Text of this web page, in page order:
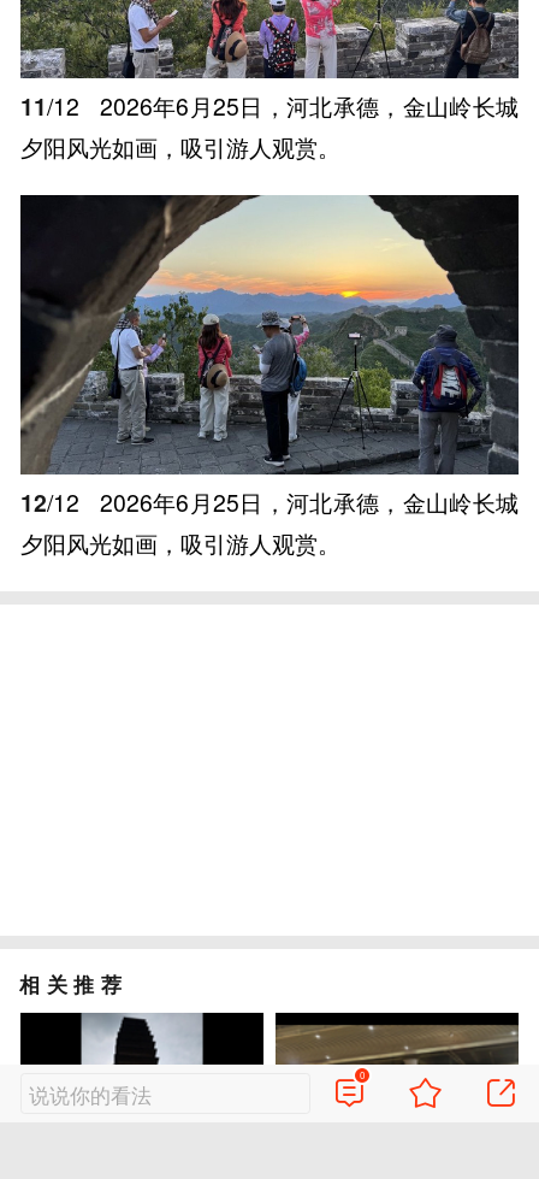
11/12
2026年6月25日，河北承德，金山岭长城
夕阳风光如画，吸引游人观赏。
12/12
2026年6月25日，河北承德，金山岭长城
夕阳风光如画，吸引游人观赏。
相关推荐
说说你的看法
0